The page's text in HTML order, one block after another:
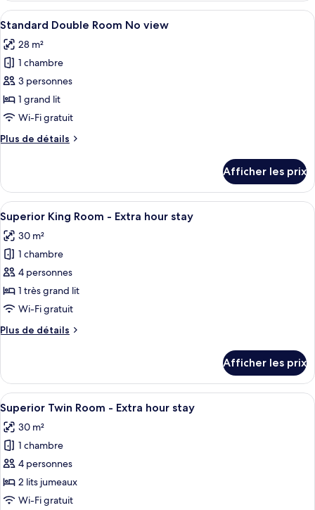
Room
No
view
Twin
Room
view
Afficher
toutes
les
photos
pour
ce
type
chambre :
Room
No
view
Une chambre d’hôtel moderne avec
4
Standard Double Room No view
28 m²
1 chambre
3 personnes
1 grand lit
Wi-Fi gratuit
Plus de détails
Plus
Standard
Double
Room
view
Afficher les prix
Afficher
toutes
les
photos
pour
ce
type
chambre :
Room
-
Extra
hour
stay
Une salle de bain moderne avec
5
Superior King Room - Extra hour stay
30 m²
1 chambre
4 personnes
1 très grand lit
Wi-Fi gratuit
Plus de détails
Plus
Superior
King
Room
Extra
hour
Afficher les prix
Afficher
toutes
les
photos
pour
ce
type
Une chambre d’hôtel moderne
5
Superior Twin Room - Extra hour stay
30 m²
1 chambre
4 personnes
2 lits jumeaux
Wi-Fi gratuit